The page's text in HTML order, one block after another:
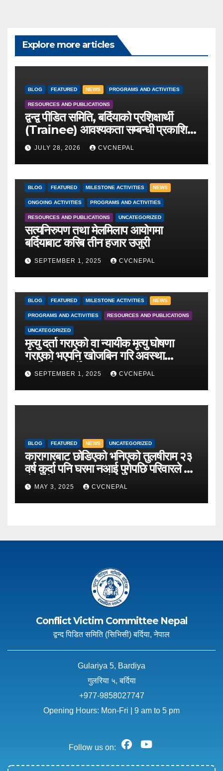
Explore more articles
BLOG FEATURED NEWS PROGRAMS AND ACTIVITIES
RESOURCES AND PUBLICATIONS
द्वन्द्व पीडित समिति, बर्दियाको प्रशिक्षार्थी
(Trainee) आवश्यकता सम्बन्धी प्रकाशित
सूचना
JULY 28, 2026 CVCNEPAL
BLOG FEATURED MILESTONE ACTIVITIES NEWS
ONGOING ACTIVITIES PROGRAMS AND ACTIVITIES
RESOURCES AND PUBLICATIONS UNCATEGORIZED
सत्यनिरुपण तथा मेलमिलाप आयोगमा
बर्दियाबाट करिब तीन हजार उजुरी
SEPTEMBER 1, 2025 CVCNEPAL
BLOG FEATURED MILESTONE ACTIVITIES NEWS
PROGRAMS AND ACTIVITIES RESOURCES AND PUBLICATIONS
UNCATEGORIZED
मृत्यु दर्ता गराएको वा न्यायीक मृत्यु घोषणा
गराएको भएपनि खोजबिन गरि अवस्था
सार्वजनिक गर्ने
SEPTEMBER 1, 2025 CVCNEPAL
BLOG FEATURED NEWS UNCATEGORIZED
कारागारबाट छोडिएको भनिएको तुलषीराम २३
वर्ष कुर्दा पनि घरमा नआई पुगेपछि परिवारले गरे
कुँशको शव बनाएर अन्टेष्टि
MAY 3, 2025 CVCNEPAL
Conflict Victim Committee Nepal
द्वन्द पिडित समिति (सिभिसी) बर्दिया, नेपाल
Gulariya 5, Bardiya
गुलरिया ५, बर्दिया
+977-9858027747
Opening Hours: Mon-Fri | 9 am to 5 pm